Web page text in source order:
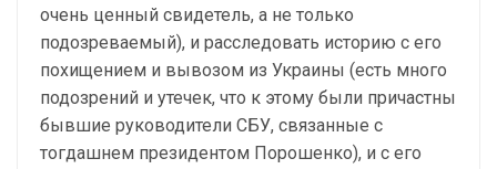
очень ценный свидетель, а не только
подозреваемый), и расследовать историю с его
похищением и вывозом из Украины (есть много
подозрений и утечек, что к этому были причастны
бывшие руководители СБУ, связанные с
тогдашнем президентом Порошенко), и с его